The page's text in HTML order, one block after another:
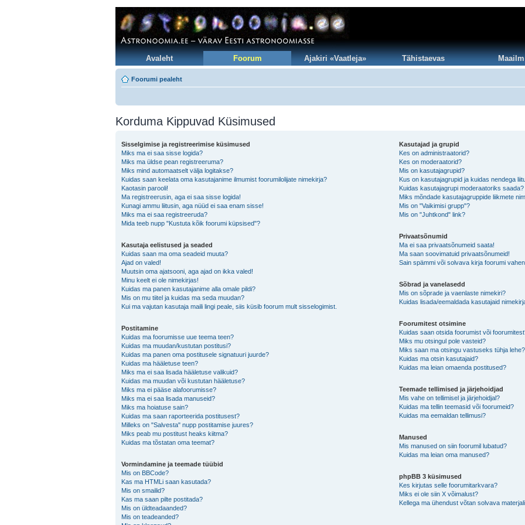
Avaleht Foorum Ajakiri «Vaatleja» Tähistaevas Maailm
Foorumi pealeht
Korduma Kippuvad Küsimused
Sisselgimise ja registreerimise küsimused
Miks ma ei saa sisse logida?
Miks ma üldse pean registreeruma?
Miks mind automaatselt välja logitakse?
Kuidas saan keelata oma kasutajanime ilmumist foorumilolijate nimekirja?
Kaotasin parooli!
Ma registreerusin, aga ei saa sisse logida!
Kunagi ammu liitusin, aga nüüd ei saa enam sisse!
Miks ma ei saa registreeruda?
Mida teeb nupp "Kustuta kõik foorumi küpsised"?
Kasutaja eelistused ja seaded
Kuidas saan ma oma seadeid muuta?
Ajad on valed!
Muutsin oma ajatsooni, aga ajad on ikka valed!
Minu keelt ei ole nimekirjas!
Kuidas ma panen kasutajanime alla omale pildi?
Mis on mu tiitel ja kuidas ma seda muudan?
Kui ma vajutan kasutaja maili lingi peale, siis küsib foorum mult sisselogimist.
Postitamine
Kuidas ma foorumisse uue teema teen?
Kuidas ma muudan/kustutan postitusi?
Kuidas ma panen oma postitusele signatuuri juurde?
Kuidas ma hääletuse teen?
Miks ma ei saa lisada hääletuse valikuid?
Kuidas ma muudan või kustutan hääletuse?
Miks ma ei pääse alafoorumisse?
Miks ma ei saa lisada manuseid?
Miks ma hoiatuse sain?
Kuidas ma saan raporteerida postitusest?
Milleks on "Salvesta" nupp postitamise juures?
Miks peab mu postitust heaks kiitma?
Kuidas ma tõstatan oma teemat?
Vormindamine ja teemade tüübid
Mis on BBCode?
Kas ma HTMLi saan kasutada?
Mis on smailid?
Kas ma saan pilte postitada?
Mis on üldteadaanded?
Mis on teadeanded?
Kasutajad ja grupid
Kes on administraatorid?
Kes on moderaatorid?
Mis on kasutajagrupid?
Kus on kasutajagrupid ja kuidas nendega
Kuidas kasutajagrupi moderaatoriks saada?
Miks mõndade kasutajagruppide liikmete
Mis on "Vaikimisi grupp"?
Mis on "Juhtkond" link?
Privaatsõnumid
Ma ei saa privaatsõnumeid saata!
Ma saan soovimatuid privaatsõnumeid!
Sain spämmi või solvava kirja foorumi
Sõbrad ja vanelasedd
Mis on sõprade ja vaenlaste nimekiri?
Kuidas lisada/eemaldada kasutajaid
Foorumitest otsimine
Kuidas saan otsida foorumist või
Miks mu otsingul pole vasteid?
Miks saan ma otsingu vastuseks tühja lehe?
Kuidas ma otsin kasutajaid?
Kuidas ma leian omaenda postitused?
Teemade tellimised ja järjehoidjad
Mis vahe on tellimisel ja järjehoidjal?
Kuidas ma tellin teemasid või foorumeid?
Kuidas ma eemaldan tellimusi?
Manused
Mis manused on siin foorumil lubatud?
Kuidas ma leian oma manused?
phpBB 3 küsimused
Kes kirjutas selle foorumitarkvara?
Miks ei ole siin X võimalust?
Kellega ma ühendust võtan solvava